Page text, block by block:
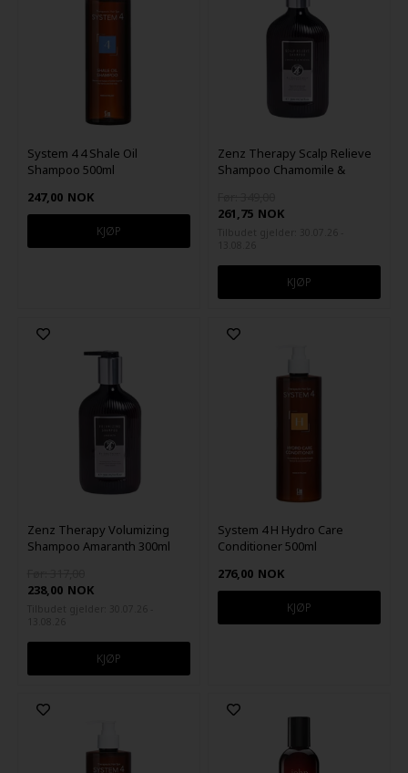
System 4 4 Shale Oil
Shampoo 500ml
247,00 NOK
Zenz Therapy Scalp Relieve
Shampoo Chamomile &
261,75 NOK
Zenz Therapy Volumizing
Shampoo Amaranth 300ml
238,00 NOK
System 4 H Hydro Care
Conditioner 500ml
276,00 NOK